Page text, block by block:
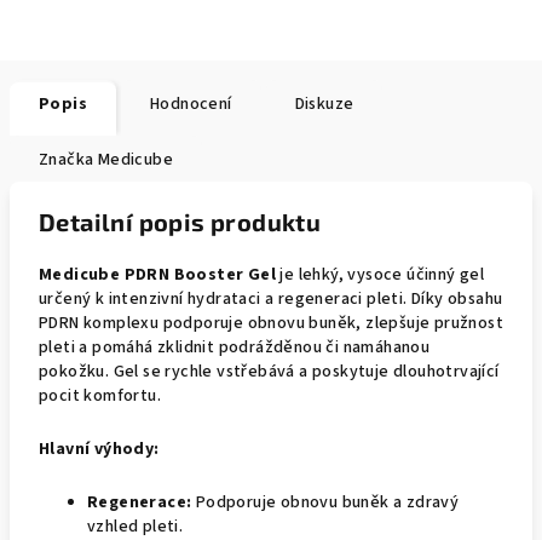
Popis Hodnocení Diskuze
Značka Medicube
Detailní popis produktu
Medicube PDRN Booster Gelje lehký, vysoce účinný gel
určený k intenzivní hydrataci a regeneraci pleti. Díky obsahu
PDRN komplexu podporuje obnovu buněk, zlepšuje pružnost
pleti a pomáhá zklidnit podrážděnou či namáhanou
pokožku. Gel se rychle vstřebává a poskytuje dlouhotrvající
pocit komfortu.
Hlavní výhody:
Regenerace: Podporuje obnovu buněk a zdravý
vzhled pleti.